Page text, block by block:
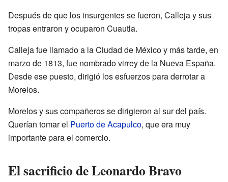
Después de que los insurgentes se fueron, Calleja y sus
tropas entraron y ocuparon Cuautla.
Calleja fue llamado a la Ciudad de México y más tarde, en
marzo de 1813, fue nombrado virrey de la Nueva España.
Desde ese puesto, dirigió los esfuerzos para derrotar a
Morelos.
Morelos y sus compañeros se dirigieron al sur del país.
Querían tomar el Puerto de Acapulco, que era muy
importante para el comercio.
El sacrificio de Leonardo Bravo